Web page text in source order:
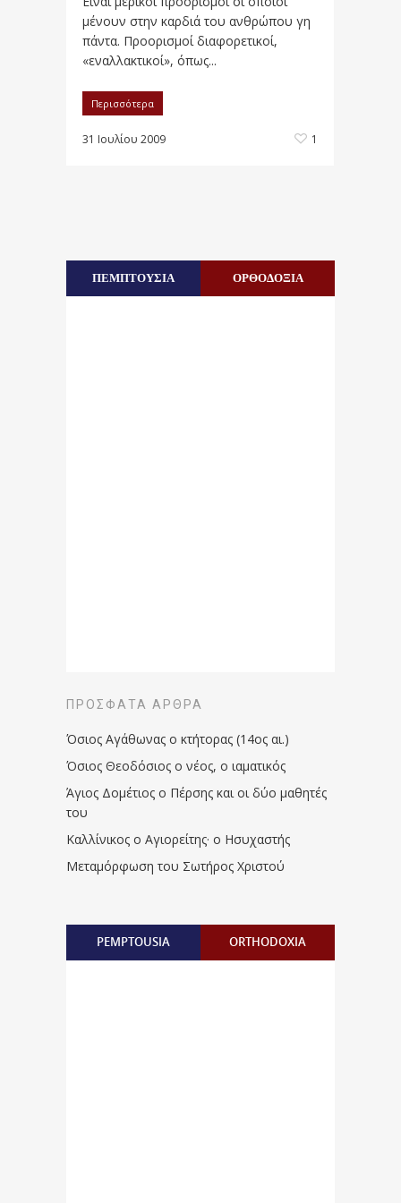
μένουν στην καρδιά του ανθρώπου γη
πάντα. Προορισμοί διαφορετικοί,
«εναλλακτικοί», όπως...
Περισσότερα
31 Ιουλίου 2009 1
ΠΕΜΠΤΟΥΣΙΑ ΟΡΘΟΔΟΞΙΑ
ΠΡΌΣΦΑΤΑ ΆΡΘΡΑ
Όσιος Αγάθωνας ο κτήτορας (14ος αι.)
Όσιος Θεοδόσιος ο νέος, ο ιαματικός
Άγιος Δομέτιος ο Πέρσης και οι δύο μαθητές
του
Καλλίνικος ο Αγιορείτης · ο Ησυχαστής
Μεταμόρφωση του Σωτήρος Χριστού
PEMPTOUSIA ORTHODOXIA